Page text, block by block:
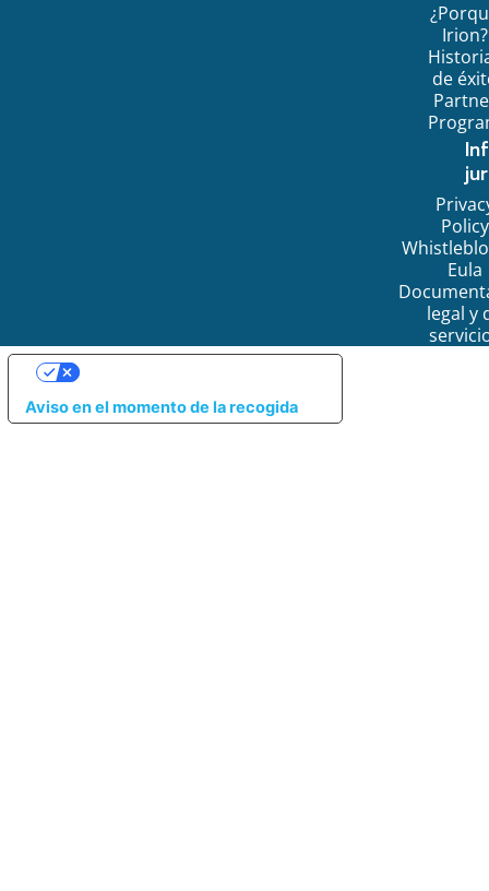
Irion?
de
Policy
Eula
legal y
Aviso en el momento de la recogida